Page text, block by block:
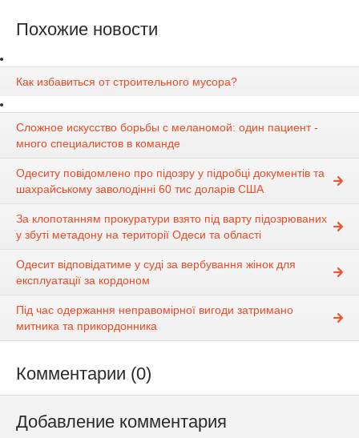
Похожие новости
Как избавиться от строительного мусора?
Сложное искусство борьбы с меланомой: один пациент -
много специалистов в команде
Одеситу повідомлено про підозру у підробці документів та
шахрайському заволодінні 60 тис доларів США
За клопотанням прокуратури взято під варту підозрюваних
у збуті метадону на території Одеси та області
Одесит відповідатиме у суді за вербування жінок для
експлуатації за кордоном
Під час одержання неправомірної вигоди затримано
митника та прикордонника
Комментарии (0)
Добавление комментария